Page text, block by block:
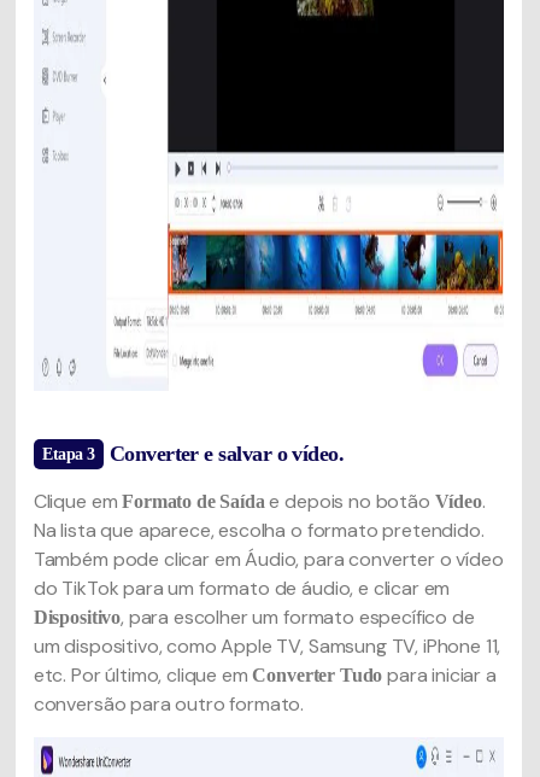
Etapa 3 Converter e salvar o vídeo.
Clique emFormato de Saídae depois no botão Vídeo.
Na lista que aparece, escolha o formato pretendido.
Também pode clicar em Áudio, para converter o vídeo
do TikTok para um formato de áudio, e clicar em
Dispositivo, para escolher um formato específico de
um dispositivo, como Apple TV, Samsung TV, iPhone 11,
etc. Por último, clique emConverter Tudo para iniciar a
conversão para outro formato.